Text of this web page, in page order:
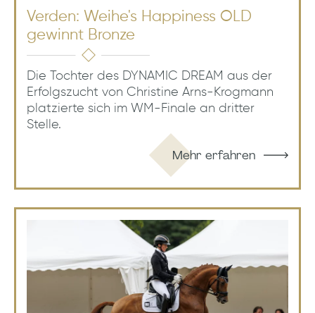
Verden: Weihe's Happiness OLD
gewinnt Bronze
Die Tochter des DYNAMIC DREAM aus der
Erfolgszucht von Christine Arns-Krogmann
platzierte sich im WM-Finale an dritter
Stelle.
Mehr erfahren